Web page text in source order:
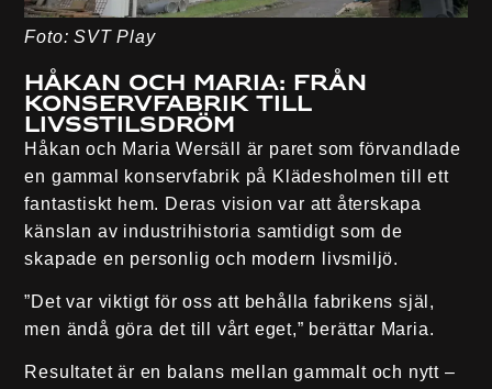
Foto: SVT Play
Håkan och Maria: Från
konservfabrik till
livsstilsdröm
Håkan och Maria Wersäll är paret som förvandlade
en gammal konservfabrik på Klädesholmen till ett
fantastiskt hem. Deras vision var att återskapa
känslan av industrihistoria samtidigt som de
skapade en personlig och modern livsmiljö.
”Det var viktigt för oss att behålla fabrikens själ,
men ändå göra det till vårt eget,” berättar Maria.
Resultatet är en balans mellan gammalt och nytt –